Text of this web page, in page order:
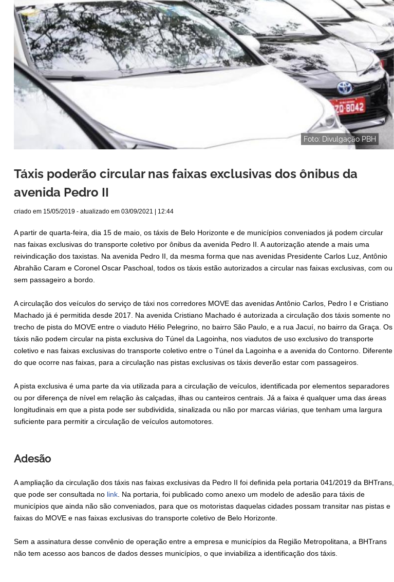
Foto: Divulgação PBH
Táxis poderão circular nas faixas exclusivas dos ônibus da
avenida Pedro II
criado em 15/05/2019 - atualizado em 03/09/2021 | 12:44
A partir de quarta-feira, dia 15 de maio, os táxis de Belo Horizonte e de municípios conveniados já podem circular
nas faixas exclusivas do transporte coletivo por ônibus da avenida Pedro II. A autorização atende a mais uma
reivindicação dos taxistas. Na avenida Pedro II, da mesma forma que nas avenidas Presidente Carlos Luz, Antônio
Abrahão Caram e Coronel Oscar Paschoal, todos os táxis estão autorizados a circular nas faixas exclusivas, com ou
sem passageiro a bordo.
A circulação dos veículos do serviço de táxi nos corredores MOVE das avenidas Antônio Carlos, Pedro I e Cristiano
Machado já é permitida desde 2017. Na avenida Cristiano Machado é autorizada a circulação dos táxis somente no
trecho de pista do MOVE entre o viaduto Hélio Pelegrino, no bairro São Paulo, e a rua Jacuí, no bairro da Graça. Os
táxis não podem circular na pista exclusiva do Túnel da Lagoinha, nos viadutos de uso exclusivo do transporte
coletivo e nas faixas exclusivas do transporte coletivo entre o Túnel da Lagoinha e a avenida do Contorno. Diferente
do que ocorre nas faixas, para a circulação nas pistas exclusivas os táxis deverão estar com passageiros.
A pista exclusiva é uma parte da via utilizada para a circulação de veículos, identificada por elementos separadores
ou por diferença de nível em relação às calçadas, ilhas ou canteiros centrais. Já a faixa é qualquer uma das áreas
longitudinais em que a pista pode ser subdividida, sinalizada ou não por marcas viárias, que tenham uma largura
suficiente para permitir a circulação de veículos automotores.
Adesão
A ampliação da circulação dos táxis nas faixas exclusivas da Pedro II foi definida pela portaria 041/2019 da BHTrans,
que pode ser consultada no link. Na portaria, foi publicado como anexo um modelo de adesão para táxis de
municípios que ainda não são conveniados, para que os motoristas daquelas cidades possam transitar nas pistas e
faixas do MOVE e nas faixas exclusivas do transporte coletivo de Belo Horizonte.
Sem a assinatura desse convênio de operação entre a empresa e municípios da Região Metropolitana, a BHTrans
não tem acesso aos bancos de dados desses municípios, o que inviabiliza a identificação dos táxis.